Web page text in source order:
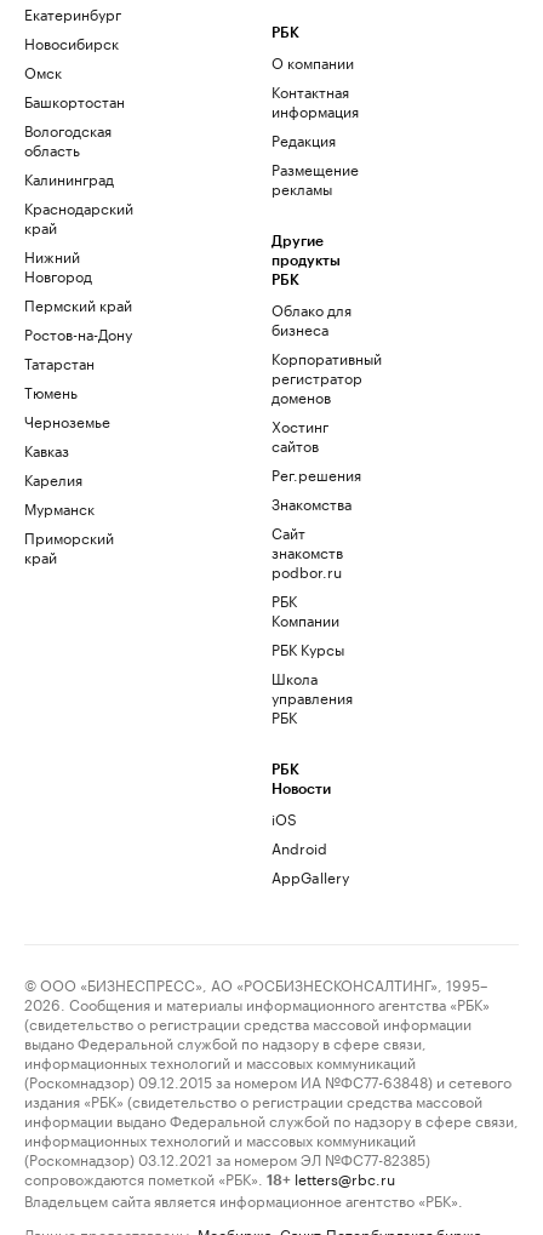
Екатеринбург
Новосибирск
Омск
Башкортостан
Вологодская
область
Калининград
Краснодарский
край
Нижний
Новгород
Пермский край
Ростов-на-Дону
Татарстан
Тюмень
Черноземье
Кавказ
Карелия
Мурманск
Приморский
край
РБК
О компании
Контактная
информация
Редакция
Размещение
рекламы
Другие
продукты
РБК
Облако для
бизнеса
Корпоративный
регистратор
доменов
Хостинг
сайтов
Рег.решения
Знакомства
Сайт
знакомств
podbor.ru
РБК
Компании
РБК Курсы
Школа
управления
РБК
РБК
Новости
iOS
Android
AppGallery
© ООО «БИЗНЕСПРЕСС», АО «РОСБИЗНЕСКОНСАЛТИНГ», 1995–
2026. Сообщения и материалы информационного агентства «РБК»
(свидетельство о регистрации средства массовой информации
выдано Федеральной службой по надзору в сфере связи,
информационных технологий и массовых коммуникаций
(Роскомнадзор) 09.12.2015 за номером ИА №ФС77-63848) и сетевого
издания «РБК» (свидетельство о регистрации средства массовой
информации выдано Федеральной службой по надзору в сфере связи,
информационных технологий и массовых коммуникаций
(Роскомнадзор) 03.12.2021 за номером ЭЛ №ФС77-82385)
сопровождаются пометкой «РБК».
18+ letters@rbc.ru
Владельцем сайта является информационное агентство «РБК».